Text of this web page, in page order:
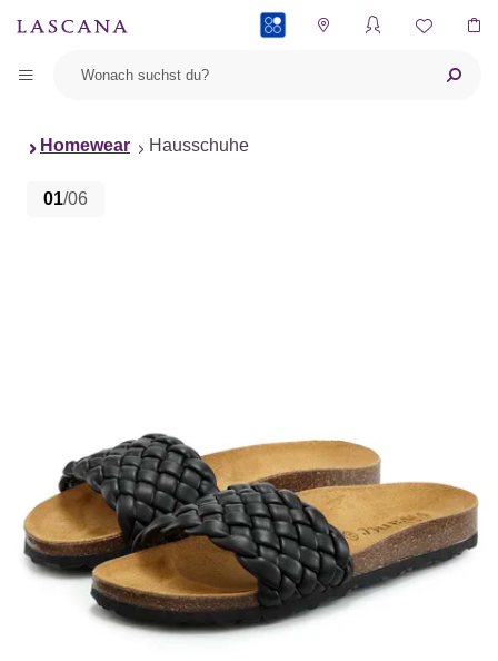
Homewear Hausschuhe
01/06